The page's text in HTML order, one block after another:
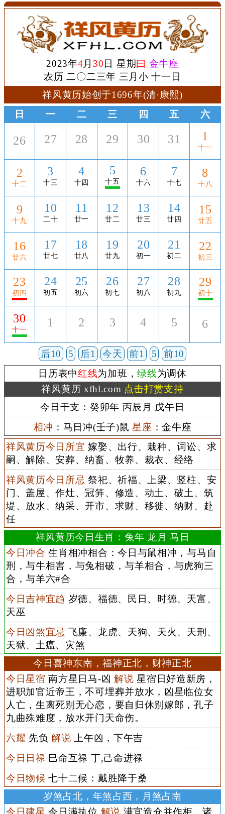
2023年4月 30 日 星期曰 金牛座
农历 二〇二三年 三月小 十一日
祥风黄历始创于1696年(清·康熙)
日
一 二 三 四 五 六
26 27 28 29 30 31 1
十一
2
十二
3
十三
4
十四
5
十五
6
十六
7
十七
8
十八
9
十九
10
二十
11
廿一
12
廿二
13
廿三
14
廿四
15
廿五
16
廿六
17
廿七
18
廿八
19
廿九
20
初一
21
初二
22
初三
23
初四
24
初五
25
初六
26
初七
27
初八
28
初九
29
初十
30
十一
1 2 3 4 5 6
后10 5 后1 今天 前1 5
前10
日历表中红线为加班，绿线为调休
祥风黄历 xfhl.com 点击打赏支持
今日干支：癸卯年 丙辰月 戊午日
相冲 ：马日冲(壬子)鼠星座 ：金牛座
祥风黄历今日所宜 嫁娶、出行、栽种、词讼、求
嗣、解除、安葬、纳畜、牧养、裁衣、经络
祥风黄历今日所忌 祭祀、祈福、上梁、竖柱、安
门、盖屋、作灶、冠笄、修造、动土、破土、筑
堤、放水、纳采、开市、求财、移徙、纳财、赴
任
祥风黄历今日生肖：兔年 龙月 马日
今日冲合 生肖相冲相合：今日与鼠相冲，与马自
刑，与牛相害，与兔相破，与羊相合，与虎狗三
合，与羊六#合
今日吉神宜趋 岁德、福德、民日、时德、天富、
天巫
今日凶煞宜忌 飞廉、龙虎、天狗、天火、天刑、
天狱、土瘟、灾煞
今日喜神东南，福神正北，财神正北
今日星宿 南方星日马-凶 解说 星宿日好造新房，
进职加官近帝王，不可埋葬并放水，凶星临位女
人亡，生离死别无心恋，要自归休别嫁郎，孔子
九曲殊难度，放水开门天命伤。
六耀 先负解说 上午凶，下午吉
今日日禄 巳命互禄 丁,己命进禄
今日物候 七十二候：戴胜降于桑
岁煞占北，年煞占西，月煞占南
今日建星 今日满执位 解说 满宜造仓并作柜，诸